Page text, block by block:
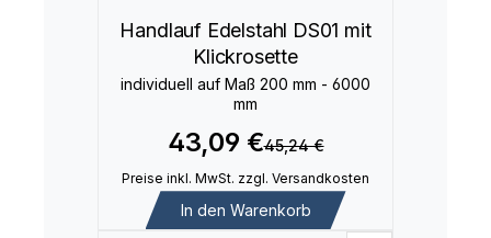
Handlauf Edelstahl DS01 mit
Klickrosette
individuell auf Maß 200 mm - 6000
mm
43,09 €45,24 €
Preise inkl. MwSt. zzgl. Versandkosten
In den Warenkorb